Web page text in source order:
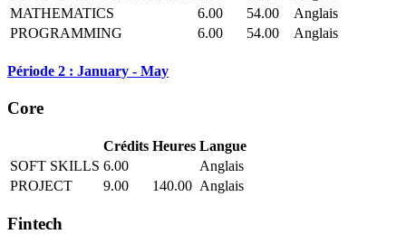
MATHEMATICS
6.00 54.00
Anglais
PROGRAMMING
6.00 54.00 Anglais
Période 2 : January - May
Core
Crédits Heures Langue
SOFT SKILLS 6.00
Anglais
PROJECT
9.00 140.00 Anglais
Fintech